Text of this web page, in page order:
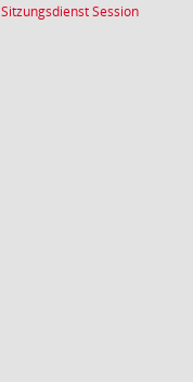
SitzungsdienstSession(Wird in